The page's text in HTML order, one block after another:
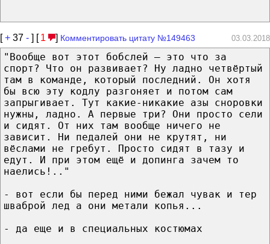
[+ 37 - ] [ 1 ] Комментировать цитату №149463 03.03.2018
"Вообще вот этот бобслей — это что за
спорт? Что он развивает? Ну ладно четвёртый
там в команде, который последний. Он хотя
бы всю эту кодлу разгоняет и потом сам
запрыгивает. Тут какие-никакие азы сноровки
нужны, ладно. А первые три? Они просто сели
и сидят. От них там вообще ничего не
зависит. Ни педалей они не крутят, ни
вёслами не гребут. Просто сидят в тазу и
едут. И при этом ещё и допинга зачем то
наелись!.."
- вот если бы перед ними бежал чувак и тер
шваброй лед а они метали копья...
- да еще и в специальных костюмах